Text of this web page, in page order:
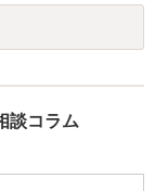
談コラム